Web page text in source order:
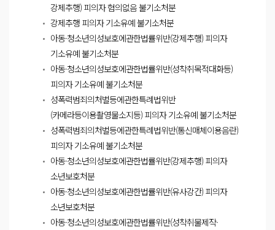
강제추행) 피의자 혐의없음 불기소처분
강제추행 피의자 기소유예 불기소처분
아동·청소년의성보호에관한법률위반(강제추행) 피의자
기소유예 불기소처분
아동·청소년의성보호에관한법률위반(성착취목적대화등)
피의자 기소유예 불기소처분
성폭력범죄의처벌등에관한특례법위반
(카메라등이용촬영물소지등) 피의자 기소유예 불기소처분
성폭력범죄의처벌등에관한특례법위반(통신매체이용음란)
피의자 기소유예 불기소처분
아동·청소년의성보호에관한법률위반(강제추행) 피의자
소년보호처분
아동·청소년의성보호에관한법률위반(유사강간) 피의자
소년보호처분
아동·청소년의성보호에관한법률위반(성착취물제작·